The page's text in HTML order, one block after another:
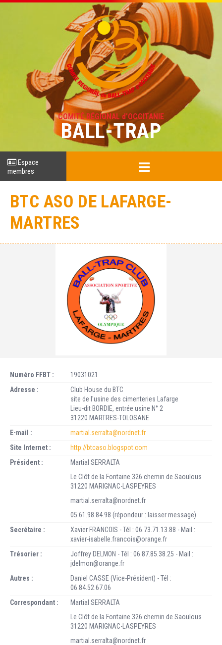
COMITÉ RÉGIONAL d'OCCITANIE
BALL-TRAP
Espace
membres
BTC ASO DE LAFARGE-
MARTRES
Numéro FFBT :
19031021
Adresse :
Club House du BTC
site de l'usine des cimenteries Lafarge
Lieu-dit BORDIE, entrée usine N° 2
31220 MARTRES-TOLOSANE
E-mail :
martial.serralta@nordnet.fr
Site Internet :
http://btcaso.blogspot.com
Président :
Martial SERRALTA
Le Clôt de la Fontaine 326 chemin de Saoulous
31220 MARIGNAC-LASPEYRES
martial.serralta@nordnet.fr
05.61.98.84.98 (répondeur : laisser message)
Secrétaire :
Xavier FRANCOIS - Tél : 06.73.71.13.88 - Mail :
xavier-isabelle.francois@orange.fr
Trésorier :
Joffrey DELMON - Tél : 06.87.85.38.25 - Mail :
jdelmon@orange.fr
Autres :
Daniel CASSE (Vice-Président) - Tél :
06.84.52.67.06
Correspondant :
Martial SERRALTA
Le Clôt de la Fontaine 326 chemin de Saoulous
31220 MARIGNAC-LASPEYRES
martial.serralta@nordnet.fr